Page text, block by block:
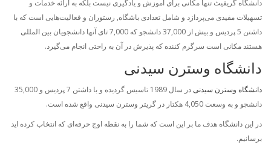
دانشگاه گریفیث تنها مکانی برای‌ آموزش و یادگیری نیست بلکه به ارائه خدمات و
تسهیلات مفیدی می‌پردازد و شامل تعدادی باشگاه, رستوران و فعالیت‌هایی است که با
داشتن 5 پردیس و بیش از 37,000 دانشجو که 7,000 تای آنها دانشجویان بین المللی
هستند مکانی است سرگرم کننده که پذیرش در آن به راحتی انجام می‌گیرد.
دانشگاه وسترن سیدنی
دانشگاه وسترن سیدنی
در سال 1989 تاسیس گردیده و با داشتن 7 پردیس و 35,000
دانشجو و به وسعت 4,050 هکتار در گریتر وسترن سیدنی واقع شده است.
در این دانشگاه هدف ما بر این است که شما را به نقطه اوج حرفه‌ای که انتخاب کرده اید
برسانیم.